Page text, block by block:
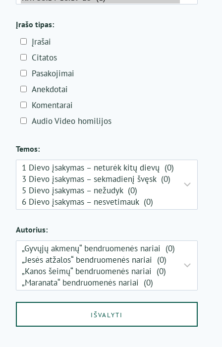
Įrašo tipas:
Įrašai
Citatos
Pasakojimai
Anekdotai
Komentarai
Audio Video homilijos
Temos:
Autorius: